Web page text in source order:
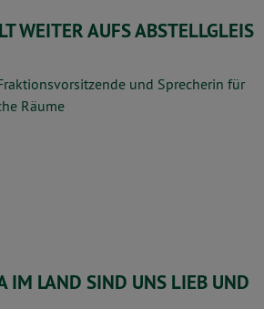
WEITER AUFS ABSTELLGLEIS
und Sprecherin für
Räume
IM LAND SIND UNS LIEB UND